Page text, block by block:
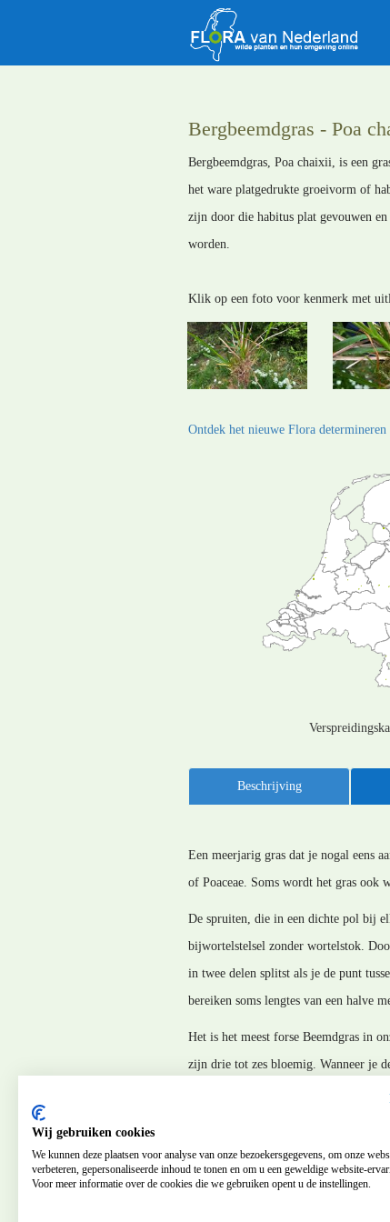
Bergbeemdgras - Poa
Bergbeemdgras, Poa chaixii, is een
het ware platgedrukte groeivorm of
zijn door die habitus plat gevouwen
worden.
Klik op een foto voor kenmerk met
Ontdek het nieuwe Flora
Beschrijving
Een meerjarig gras dat je nogal eens
of Poaceae. Soms wordt het gras ook
De spruiten, die in een dichte pol bij
bijwortelstelsel zonder wortelstok.
in twee delen splitst als je de punt
bereiken soms lengtes van een halve
Het is het meest forse Beemdgras in
zijn drie tot zes bloemig. Wanneer je
bladschijf een afgeknot tongetje staan
Wij gebruiken cookies
We kunnen deze plaatsen voor analyse van onze bezoekersgegevens, om onze
verbeteren, gepersonaliseerde inhoud te tonen en om u een geweldige website-
Voor meer informatie over de cookies die we gebruiken opent u de instellingen.